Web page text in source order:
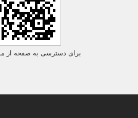
برای دسترسی به صفحه از